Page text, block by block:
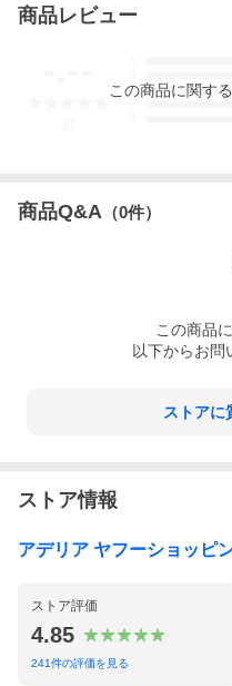
本体サイ
ソーダガラス
備考：
職人による手作
商品レビュー
3
この商品に関す
商品Q&A （0件）
この商品
以下からお問
ストアに
ストア情報
アデリア ヤフーショッピ
ストア評価
4.85
241件の評価を見る